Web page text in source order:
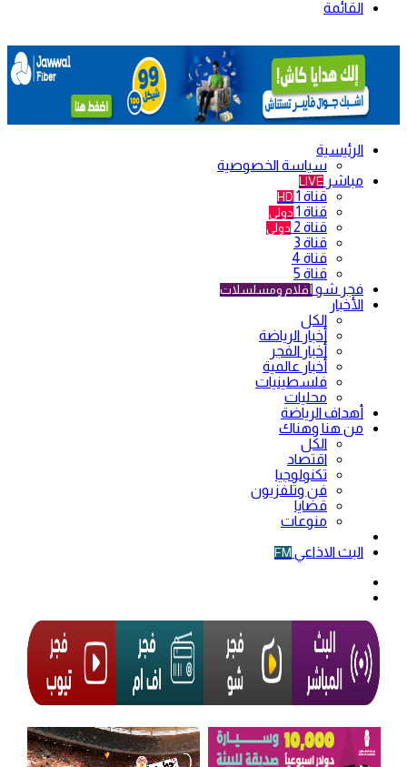
القائمة
الرئيسية
سياسة الخصوصية
مباشر LIVE
قناة 1 HD
قناة 1 دولي
قناة 2 دولي
قناة 3
قناة 4
قناة 5
فجر شو أفلام ومسلسلات
الأخبار
الكل
أخبار الرياضة
أخبار الفجر
أخبار عالمية
فلسطينيات
محليات
أهداف الرياضة
من هنا وهناك
الكل
اقتصاد
تكنولوجيا
فن وتلفزيون
قضايا
منوعات
البث الاذاعي FM